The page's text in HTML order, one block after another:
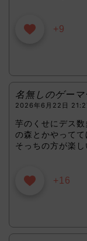
+9
名無しのゲーマ
2026年6月22日
芋のくせにデス
の森とかやってて
そっちの方が楽し
+16